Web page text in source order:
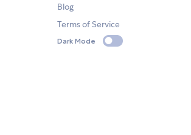
Blog
Terms of Service
Dark Mode